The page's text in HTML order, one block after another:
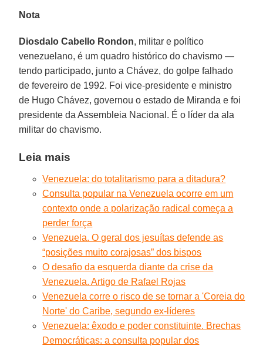
Nota
Diosdalo Cabello Rondon, militar e político
venezuelano, é um quadro histórico do chavismo —
tendo participado, junto a Chávez, do golpe falhado
de fevereiro de 1992. Foi vice-presidente e ministro
de Hugo Chávez, governou o estado de Miranda e foi
presidente da Assembleia Nacional. É o líder da ala
militar do chavismo.
Leia mais
Venezuela: do totalitarismo para a ditadura?
Consulta popular na Venezuela ocorre em um
contexto onde a polarização radical começa a
perder força
Venezuela. O geral dos jesuítas defende as
“posições muito corajosas” dos bispos
O desafio da esquerda diante da crise da
Venezuela. Artigo de Rafael Rojas
Venezuela corre o risco de se tornar a 'Coreia do
Norte' do Caribe, segundo ex-líderes
Venezuela: êxodo e poder constituinte. Brechas
Democráticas: a consulta popular dos